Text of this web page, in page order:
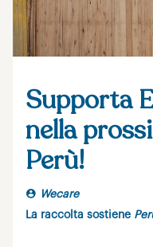
Supporta
nella
Perù!
Wecare
La raccolta sostiene